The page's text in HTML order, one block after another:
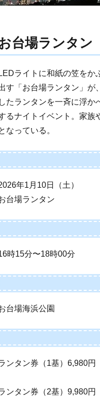
台場ランタン
LEDライトに和紙の笠をか
す「お台場ランタン」が
したランタンを一斉に浮か
るナイトイベント。家族
なっている。
年1月10日（土）
台場ランタン
時15分〜18時00分
台場海浜公園
ンタン券（1基）6,980円
ンタン券（2基）9,980円